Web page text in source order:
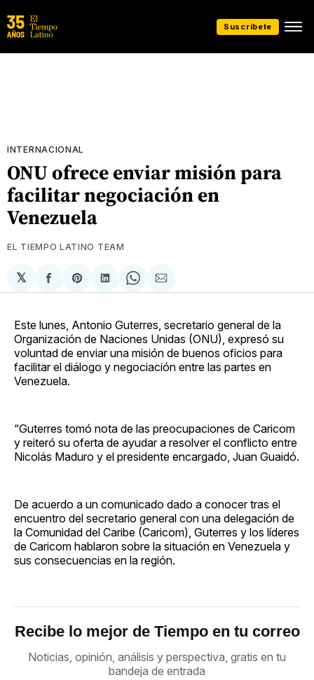
Suscríbete
INTERNACIONAL
ONU ofrece enviar misión para
facilitar negociación en
Venezuela
EL TIEMPO LATINO TEAM
𝕏
Compartir
en
Share
on
Compartir
en
Share
on
Compartir
via
Este lunes, Antonio Guterres, secretario general de la
Organización de Naciones Unidas (ONU), expresó su
voluntad de enviar una misión de buenos oficios para
facilitar el diálogo y negociación entre las partes en
Venezuela.
“Guterres tomó nota de las preocupaciones de Caricom
y reiteró su oferta de ayudar a resolver el conflicto entre
Nicolás Maduro y el presidente encargado, Juan Guaidó.
De acuerdo a un comunicado dado a conocer tras el
encuentro del secretario general con una delegación de
la Comunidad del Caribe (Caricom), Guterres y los líderes
de Caricom hablaron sobre la situación en Venezuela y
sus consecuencias en la región.
Recibe lo mejor de Tiempo en tu correo
Noticias, opinión, análisis y perspectiva, gratis en tu
bandeja de entrada